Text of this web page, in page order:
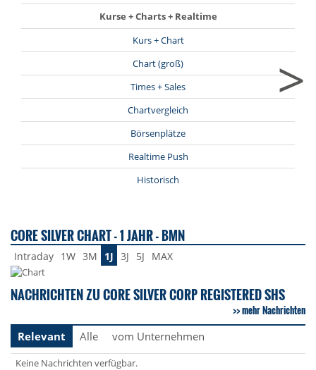
Kurse + Charts + Realtime
Kurs + Chart
Chart (groß)
Times + Sales
Chartvergleich
Börsenplätze
Realtime Push
Historisch
>
CORE SILVER CHART - 1 JAHR - BMN
Intraday 1W 3M 1J 3J 5J MAX
NACHRICHTEN ZU CORE SILVER CORP REGISTERED SHS
mehr Nachrichten
Relevant
Alle vom Unternehmen
Keine Nachrichten verfügbar.